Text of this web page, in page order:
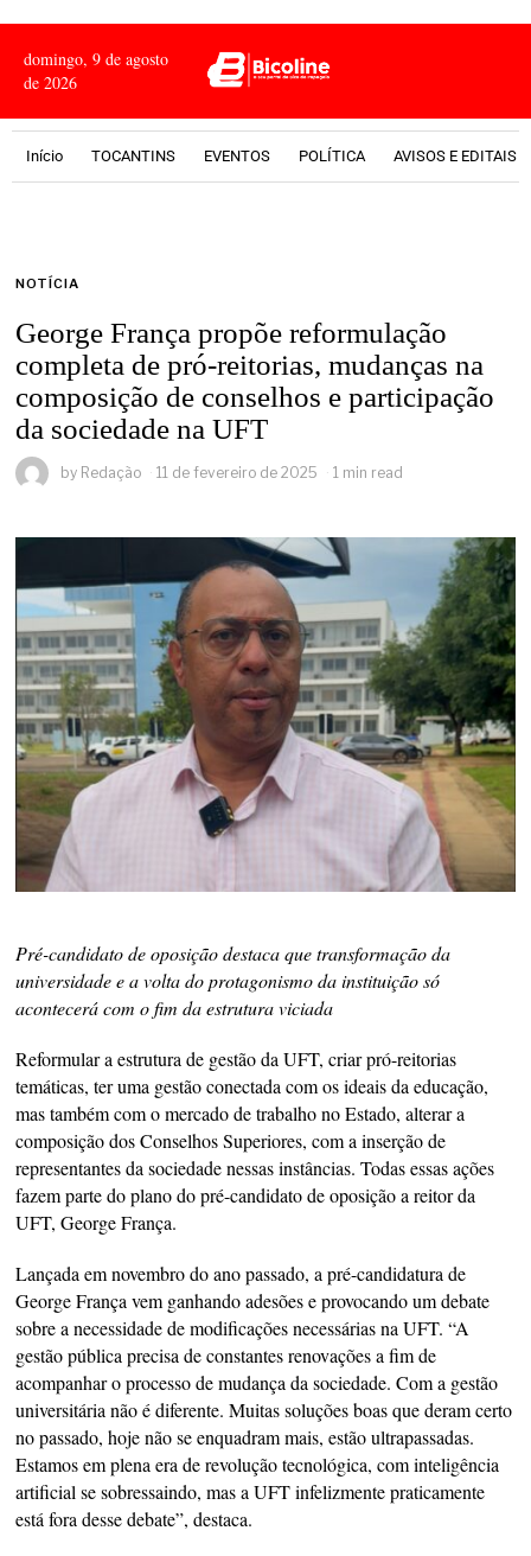
domingo, 9 de agosto
de 2026
Início TOCANTINS EVENTOS POLÍTICA AVISOS E EDITAIS
NOTÍCIA
George França propõe reformulação
completa de pró-reitorias, mudanças na
composição de conselhos e participação
da sociedade na UFT
by Redação 11 de fevereiro de 2025 1 min read
Pré-candidato de oposição destaca que transformação da
universidade e a volta do protagonismo da instituição só
acontecerá com o fim da estrutura viciada
Reformular a estrutura de gestão da UFT, criar pró-reitorias
temáticas, ter uma gestão conectada com os ideais da educação,
mas também com o mercado de trabalho no Estado, alterar a
composição dos Conselhos Superiores, com a inserção de
representantes da sociedade nessas instâncias. Todas essas ações
fazem parte do plano do pré-candidato de oposição a reitor da
UFT, George França.
Lançada em novembro do ano passado, a pré-candidatura de
George França vem ganhando adesões e provocando um debate
sobre a necessidade de modificações necessárias na UFT. “A
gestão pública precisa de constantes renovações a fim de
acompanhar o processo de mudança da sociedade. Com a gestão
universitária não é diferente. Muitas soluções boas que deram certo
no passado, hoje não se enquadram mais, estão ultrapassadas.
Estamos em plena era de revolução tecnológica, com inteligência
artificial se sobressaindo, mas a UFT infelizmente praticamente
está fora desse debate”, destaca.